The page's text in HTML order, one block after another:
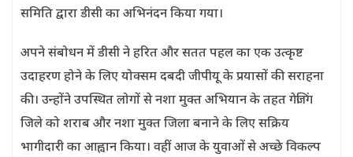
समिति द्वारा डीसी का अभिनंदन किया गया।
अपने संबोधन में डीसी ने हरित और सतत पहल का एक उत्कृष्ट
उदाहरण होने के लिए योक्सम दबदी जीपीयू के प्रयासों की सराहना
की। उन्होंने उपस्थित लोगों से नशा मुक्त अभियान के तहत गेजिंग
जिले को शराब और नशा मुक्त जिला बनाने के लिए सक्रिय
भागीदारी का आह्वान किया। वहीं आज के युवाओं से अच्छे विकल्प